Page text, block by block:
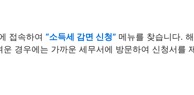
접속하여 “소득세 감면 신청” 메뉴를 찾습니다.
경우에는 가까운 세무서에 방문하여 신청서를